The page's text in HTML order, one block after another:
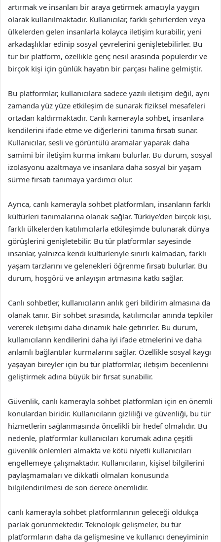
artırmak ve insanları bir araya getirmek amacıyla yaygın
olarak kullanılmaktadır. Kullanıcılar, farklı şehirlerden veya
ülkelerden gelen insanlarla kolayca iletişim kurabilir, yeni
arkadaşlıklar edinip sosyal çevrelerini genişletebilirler. Bu
tür bir platform, özellikle genç nesil arasında popülerdir ve
birçok kişi için günlük hayatın bir parçası haline gelmiştir.
Bu platformlar, kullanıcılara sadece yazılı iletişim değil, aynı
zamanda yüz yüze etkileşim de sunarak fiziksel mesafeleri
ortadan kaldırmaktadır. Canlı kamerayla sohbet, insanlara
kendilerini ifade etme ve diğerlerini tanıma fırsatı sunar.
Kullanıcılar, sesli ve görüntülü aramalar yaparak daha
samimi bir iletişim kurma imkanı bulurlar. Bu durum, sosyal
izolasyonu azaltmaya ve insanlara daha sosyal bir yaşam
sürme fırsatı tanımaya yardımcı olur.
Ayrıca, canlı kamerayla sohbet platformları, insanların farklı
kültürleri tanımalarına olanak sağlar. Türkiye’den birçok kişi,
farklı ülkelerden katılımcılarla etkileşimde bulunarak dünya
görüşlerini genişletebilir. Bu tür platformlar sayesinde
insanlar, yalnızca kendi kültürleriyle sınırlı kalmadan, farklı
yaşam tarzlarını ve gelenekleri öğrenme fırsatı bulurlar. Bu
durum, hoşgörü ve anlayışın artmasına katkı sağlar.
Canlı sohbetler, kullanıcıların anlık geri bildirim almasına da
olanak tanır. Bir sohbet sırasında, katılımcılar anında tepkiler
vererek iletişimi daha dinamik hale getirirler. Bu durum,
kullanıcıların kendilerini daha iyi ifade etmelerini ve daha
anlamlı bağlantılar kurmalarını sağlar. Özellikle sosyal kaygı
yaşayan bireyler için bu tür platformlar, iletişim becerilerini
geliştirmek adına büyük bir fırsat sunabilir.
Güvenlik, canlı kamerayla sohbet platformları için en önemli
konulardan biridir. Kullanıcıların gizliliği ve güvenliği, bu tür
hizmetlerin sağlanmasında öncelikli bir hedef olmalıdır. Bu
nedenle, platformlar kullanıcıları korumak adına çeşitli
güvenlik önlemleri almakta ve kötü niyetli kullanıcıları
engellemeye çalışmaktadır. Kullanıcıların, kişisel bilgilerini
paylaşmamaları ve dikkatli olmaları konusunda
bilgilendirilmesi de son derece önemlidir.
canlı kamerayla sohbet platformlarının geleceği oldukça
parlak görünmektedir. Teknolojik gelişmeler, bu tür
platformların daha da gelişmesine ve kullanıcı deneyiminin